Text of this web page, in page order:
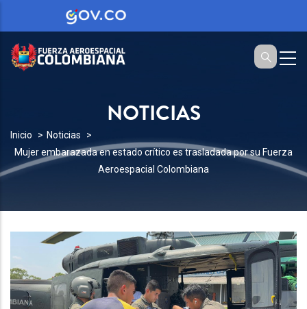
NOTICIAS
SOBRESCRIBIR
ENLACES
DE
A
NAVEGACIÓN
Inicio
Noticias
Mujer embarazada en estado crítico es trasladada por su Fuerza
Aeroespacial Colombiana